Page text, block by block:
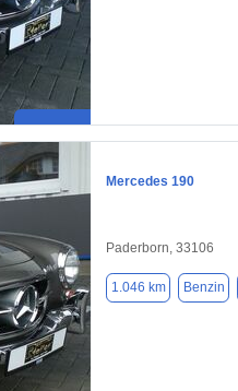
Mercedes 190
Paderborn, 33106
1.046 km Benzin